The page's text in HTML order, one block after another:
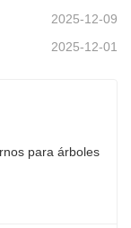
2025-12-09
2025-12-01